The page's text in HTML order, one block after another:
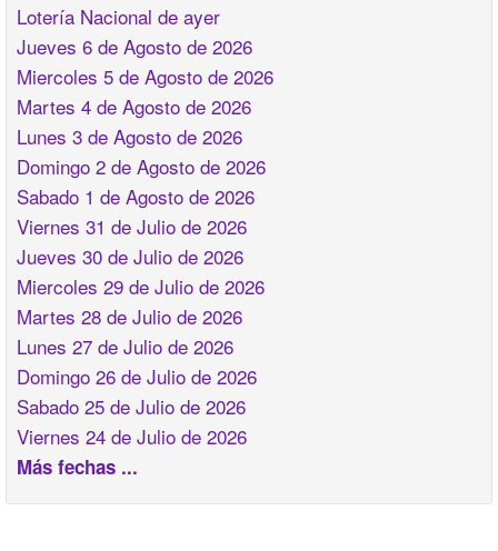
Lotería Nacional de ayer
Jueves 6 de Agosto de 2026
Miercoles 5 de Agosto de 2026
Martes 4 de Agosto de 2026
Lunes 3 de Agosto de 2026
Domingo 2 de Agosto de 2026
Sabado 1 de Agosto de 2026
Viernes 31 de Julio de 2026
Jueves 30 de Julio de 2026
Miercoles 29 de Julio de 2026
Martes 28 de Julio de 2026
Lunes 27 de Julio de 2026
Domingo 26 de Julio de 2026
Sabado 25 de Julio de 2026
Viernes 24 de Julio de 2026
Más fechas ...